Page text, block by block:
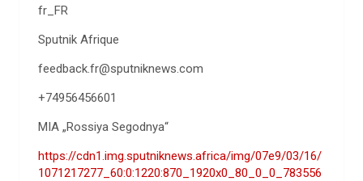
fr_FR
Sputnik Afrique
feedback.fr@sputniknews.com
+74956456601
MIA „Rossiya Segodnya“
https://cdn1.img.sputniknews.africa/img/07e9/03/16/
1071217277_60:0:1220:870_1920x0_80_0_0_783556